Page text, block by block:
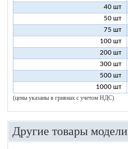
40 шт
50 шт
75 шт
100 шт
200 шт
300 шт
500 шт
1000 шт
(цены указаны в гривнах с учетом НДС)
Другие товары модели